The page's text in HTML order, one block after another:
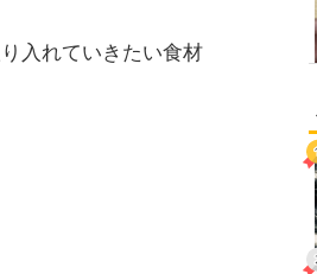
入れていきたい食材